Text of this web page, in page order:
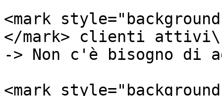
<mark
</mark> clienti attivi\
-> Non c'è bisogno di
<mark